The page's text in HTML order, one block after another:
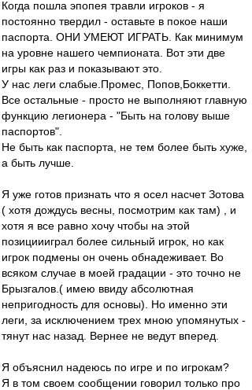
Когда пошла эпопея травли игроков - я
постоянно твердил - оставьте в покое наши
паспорта. ОНИ УМЕЮТ ИГРАТЬ. Как минимум
на уровне нашего чемпионата. Вот эти две
игры как раз и показывают это.
У нас леги слабые.Промес, Попов,Боккетти.
Все остальные - просто не выполняют главную
функцию легионера - "Быть на голову выше
паспортов".
Не быть как паспорта, не тем более быть хуже,
а быть лучше.
Я уже готов признать что я осел насчет Зотова
( хотя дождусь весны, посмотрим как там) , и
хотя я все равно хочу чтобы на этой
позициииграл более сильный игрок, но как
игрок подмены он очень обнадеживает. Во
всяком случае в моей градации - это точно не
Брызгалов.( имею ввиду абсолютная
непригодность для основы). Но именно эти
леги, за исключением трех мною упомянутых -
тянут нас назад. Вернее не ведут вперед.
Я объяснил надеюсь по игре и по игрокам?
Я в том своем сообщении говорил только про